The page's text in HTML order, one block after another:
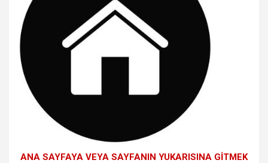
ANA SAYFAYA VEYA SAYFANIN YUKARISINA GİTMEK